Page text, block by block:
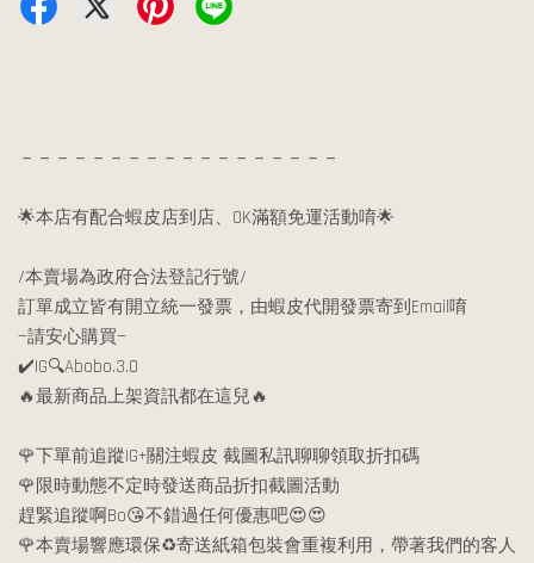
－－－－－－－－－－－－－－－－－－
🌟本店有配合蝦皮店到店、OK滿額免運活動唷🌟
/本賣場為政府合法登記行號/
訂單成立皆有開立統一發票，由蝦皮代開發票寄到Email唷
—請安心購買—
✔️IG🔍Abobo.3.0
🔥最新商品上架資訊都在這兒🔥
🌹下單前追蹤IG+關注蝦皮 截圖私訊聊聊領取折扣碼
🌹限時動態不定時發送商品折扣截圖活動
趕緊追蹤啊Bo😘不錯過任何優惠吧😍😍
🌹本賣場響應環保♻️寄送紙箱包裝會重複利用，帶著我們的客人